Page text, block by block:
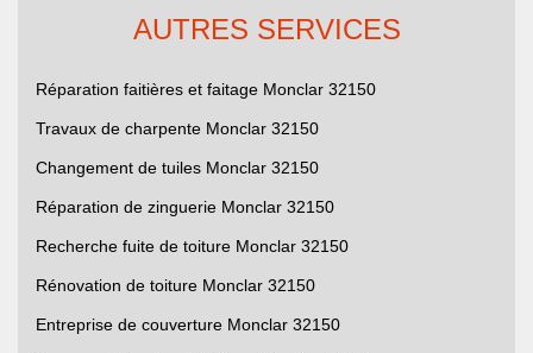
AUTRES SERVICES
Réparation faitières et faitage Monclar 32150
Travaux de charpente Monclar 32150
Changement de tuiles Monclar 32150
Réparation de zinguerie Monclar 32150
Recherche fuite de toiture Monclar 32150
Rénovation de toiture Monclar 32150
Entreprise de couverture Monclar 32150